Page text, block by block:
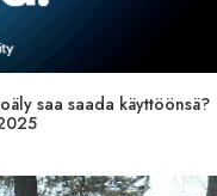
saa saada käyttöönsä?